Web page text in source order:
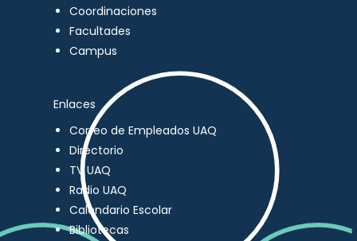
Coordinaciones
Facultades
Campus
Enlaces
Correo de Empleados UAQ
Directorio
TV UAQ
Radio UAQ
Calendario Escolar
Bibliotecas